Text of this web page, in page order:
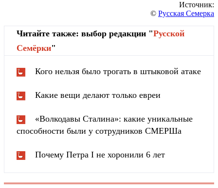
Источник:
© Русская Семерка
Читайте также: выбор редакции "Русской
Cемёрки"
Кого нельзя было трогать в штыковой атаке
Какие вещи делают только евреи
«Волкодавы Сталина»: какие уникальные
способности были у сотрудников СМЕРШа
Почему Петра I не хоронили 6 лет